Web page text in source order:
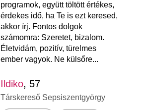
programok, együtt töltött értékes,
érdekes idő, ha Te is ezt keresed,
akkor írj. Fontos dolgok
számomra: Szeretet, bizalom.
Életvidám, pozitív, türelmes
ember vagyok. Ne külsőre...
Ildiko, 57
Társkereső Sepsiszentgyörgy